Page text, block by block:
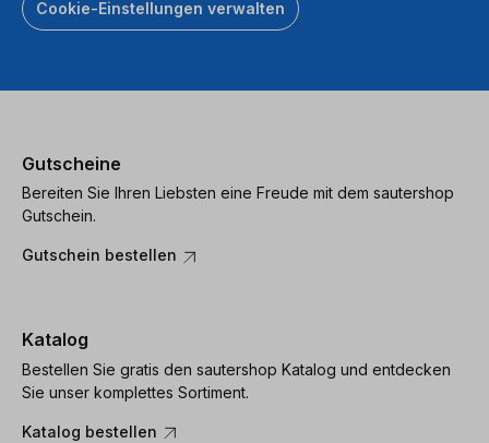
Cookie-Einstellungen verwalten
Gutscheine
Bereiten Sie Ihren Liebsten eine Freude mit dem sautershop
Gutschein.
Gutschein bestellen
Katalog
Bestellen Sie gratis den sautershop Katalog und entdecken
Sie unser komplettes Sortiment.
Katalog bestellen